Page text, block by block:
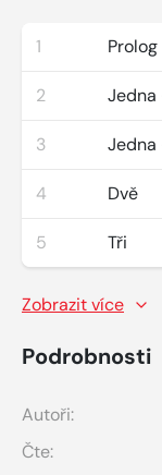
1 Prolog
2 Jedna
3
4 Dvě
5 Tři
Zobrazit více
Podrobnosti
Autoři:
Čte: